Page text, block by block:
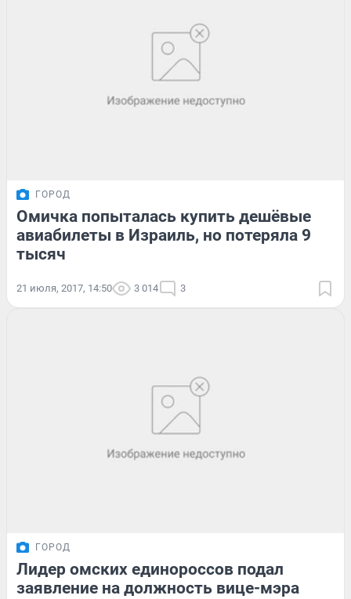
ГОРОД
Омичка попыталась купить дешёвые
авиабилеты в Израиль, но потеряла 9
тысяч
21 июля, 2017, 14:50 3 014 3
ГОРОД
Лидер омских единороссов подал
заявление на должность вице-мэра